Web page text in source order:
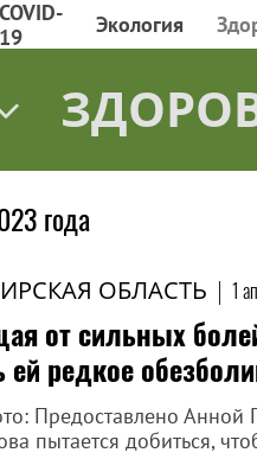
COVID-
19
Экология
года
ОБЛАСТЬ | 1
от сильных
ей редкое
Предоставлено
пытается добиться,